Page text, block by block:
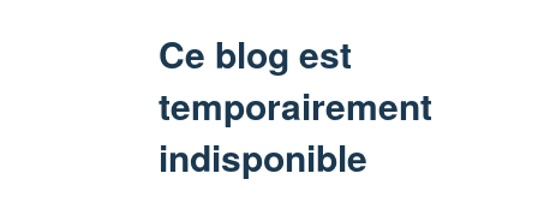
Ce blog est
temporairement
indisponible